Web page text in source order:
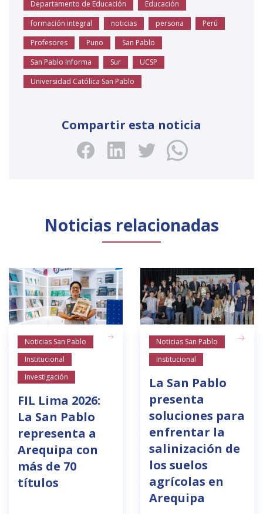
Departamento de Educación
Educación
formación integral
noticias persona
Perú
Profesores
Puno
San Pablo
San Pablo Informa
Sur
UCSP
Universidad Católica San Pablo
Compartir esta noticia
Noticias relacionadas
Noticias San Pablo
Institucional
Investigación
FIL Lima 2026:
La San Pablo
representa a
Arequipa con
más de 70
títulos
Noticias San Pablo
Institucional
La San Pablo
presenta
soluciones para
enfrentar la
salinización de
los suelos
agrícolas en
Arequipa